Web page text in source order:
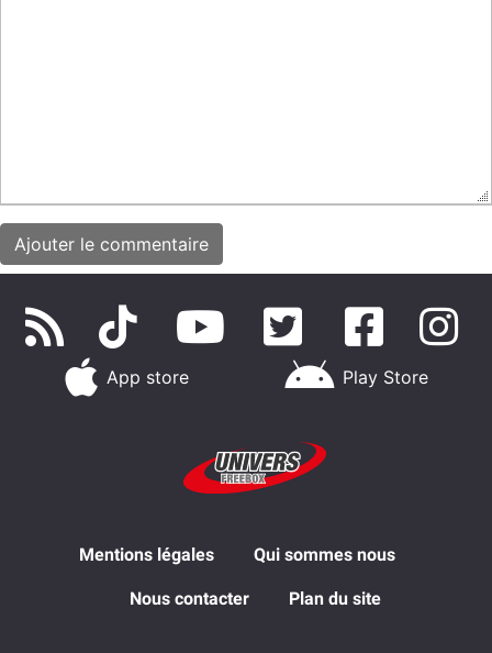
App store Play Store
Mentions légales Qui sommes nous
Nous contacter Plan du site